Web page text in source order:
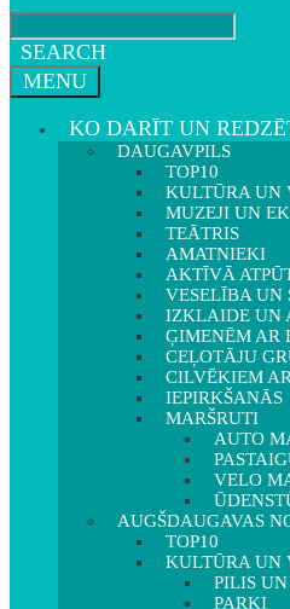
SEARCH
MENU
KO DARĪT UN
DAUGAVPILS
TOP10
KULTŪRA UN
MUZEJI UN
TEĀTRIS
AMATNIEKI
AKTĪVĀ
VESELĪBA UN
IZKLAIDE UN
ĢIMENĒM AR
CEĻOTĀJU
CILVĒKIEM
IEPIRKŠANĀS
MARŠRUTI
AUTO
VELO
AUGŠDAUGAVAS
TOP10
KULTŪRA UN
PILIS
PARKI